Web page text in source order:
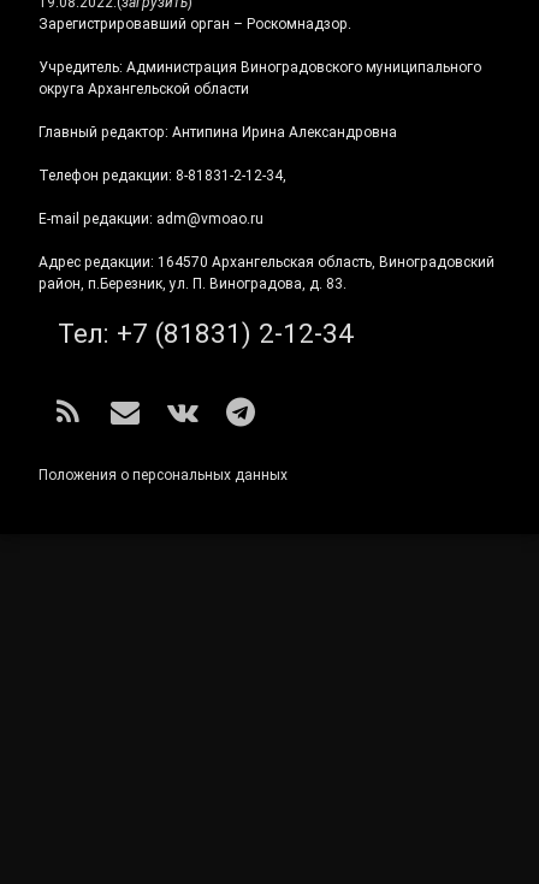
Зарегистрировавший орган – Роскомнадзор.
Учредитель: Администрация Виноградовского муниципального
округа Архангельской области
Главный редактор: Антипина Ирина Александровна
Телефон редакции: 8-81831-2-12-34,
E-mail редакции: adm@vmoao.ru
Адрес редакции: 164570 Архангельская область, Виноградовский
район, п.Березник, ул. П. Виноградова, д. 83.
Тел: +7 (81831) 2-12-34
RSS E-mailВКонтакте
Telegram
Положения о персональных данных